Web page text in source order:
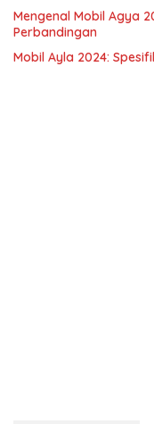
Mengenal Mobil Agya
Perbandingan
Mobil Ayla 2024: